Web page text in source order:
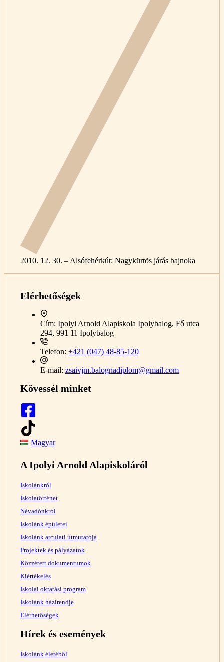
2010. 12. 30. – Alsófehérkút: Nagykürtös járás bajnoka
Elérhetőségek
Cím: Ipolyi Arnold Alapiskola Ipolybalog, Fő utca
294, 991 11 Ipolybalog
Telefon: +421 (047) 48-85-120
E-mail: zsaivjm.balognadiplom@gmail.com
Kövessél minket
Magyar
A Ipolyi Arnold Alapiskoláról
Iskolánkról
Iskolatörténet
Névadónkról
Iskolánk épületei
Iskolánk arculati útmutatója
Projektek és pályázatok
Közzétett dokumentumok
Kiértékelés
Iskolai oktatási program
Iskolánk házirendje
Elérhetőségek
Hírek és események
Iskolánk életéből